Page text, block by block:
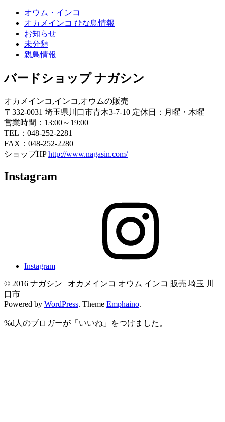
オウム・インコ
オカメインコ ひな鳥情報
お知らせ
未分類
親鳥情報
バードショップ ナガシン
オカメインコ,インコ,オウムの販売
〒332-0031 埼玉県川口市青木3-7-10 定休日：月曜・木曜
営業時間：13:00～19:00
TEL：048-252-2281
FAX：048-252-2280
ショップHPhttp://www.nagasin.com/
Instagram
Instagram
© 2016 ナガシン | オカメインコ オウム インコ 販売 埼玉 川
口市
Powered by WordPress. Theme Emphaino.
%d 人のブロガーが「いいね」をつけました。